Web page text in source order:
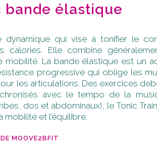
bande élastique
dynamique qui vise à tonifier le
Elle combine
La bande élastique est un
progressive qui oblige les
les articulations. Des exercices
avec le tempo de la
dos et abdominaux), le Tonic
et l’équilibre.
MOOVE2BFIT